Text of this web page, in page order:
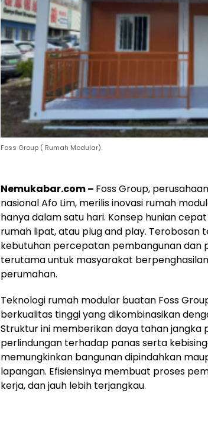
Foss Group ( Rumah Modular).
Nemukabar.com – Foss Group,
nasional Afo Lim, merilis inovasi rumah
hanya dalam satu hari. Konsep hunian
rumah lipat, atau plug and play. Terobosan
kebutuhan percepatan pembangunan dan
terutama untuk masyarakat
perumahan.
Teknologi rumah modular buatan Foss
berkualitas tinggi yang dikombinasikan
Struktur ini memberikan daya tahan jangka
perlindungan terhadap panas serta
memungkinkan bangunan dipindahkan
lapangan. Efisiensinya membuat proses
kerja, dan jauh lebih terjangkau.